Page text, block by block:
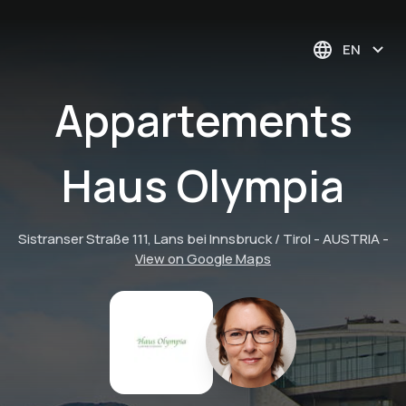
EN
Appartements
Haus Olympia
Sistranser Straße 111, Lans bei Innsbruck / Tirol - AUSTRIA-
View on Google Maps